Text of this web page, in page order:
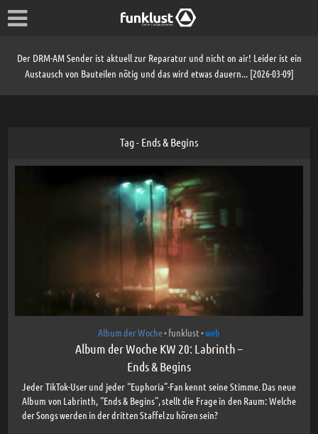
Der DRM-AM Sender ist aktuell zur Reparatur und nicht on air! Leider ist ein
Austausch von Bauteilen nötig und das wird etwas dauern... [2026-03-09]
Tag - Ends & Begins
Album der Woche•funklust•web
Album der Woche KW 20: Labrinth –
Ends & Begins
Jeder TikTok-User und jeder “Euphoria”-Fan kennt seine Stimme. Das neue
Album von Labrinth, “Ends & Begins”, stellt die Frage in den Raum: Welche
der Songs werden in der dritten Staffel zu hören sein?